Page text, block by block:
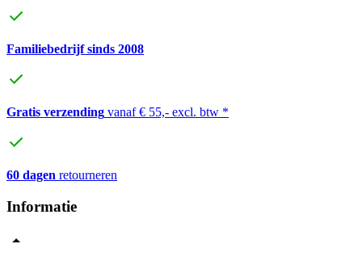
Familiebedrijf sinds 2008
Gratis verzending vanaf € 55,- excl. btw *
60 dagen retourneren
Informatie